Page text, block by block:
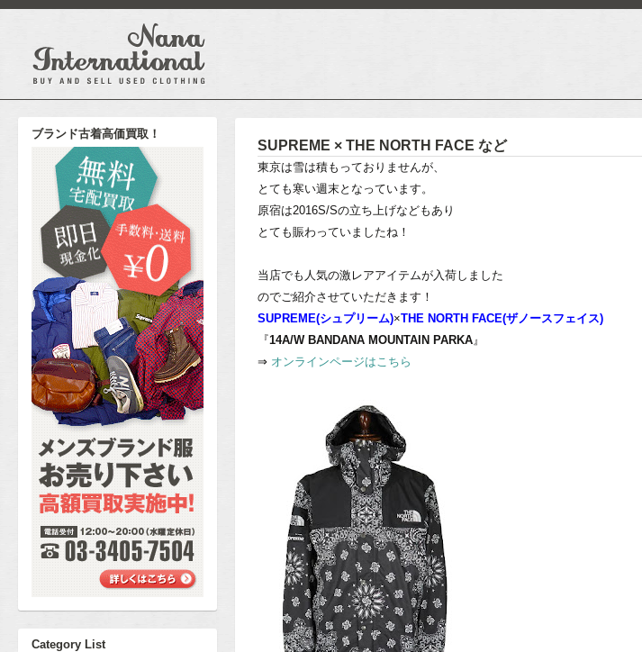
ブランド古着高価買取！
Category List
SUPREME × THE NORTH FACE など
東京は雪は積もっておりませんが、
とても寒い週末となっています。
原宿は2016S/Sの立ち上げなどもあり
とても賑わっていましたね！
当店でも人気の激レアアイテムが入荷しました
のでご紹介させていただきます！
SUPREME(シュプリーム)×THE NORTH FACE(ザノースフェイス)
『14A/W BANDANA MOUNTAIN PARKA』
⇒ オンラインページはこちら